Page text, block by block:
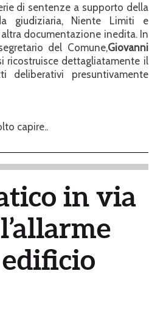
di sentenze a supporto della
giudiziaria, Niente Limiti e
documentazione inedita. In
del Comune,Giovanni
ricostruisce dettagliatamente il
presuntivamente
capire..
in via